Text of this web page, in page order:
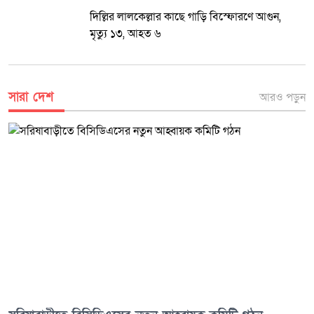
এবং তদন্তের ভিত্তিতে মৃত্যুর প্রকৃত কারণ উদঘাটন করে প্রয়োজনীয় আইনগত
দিল্লির লালকেল্লার কাছে গাড়ি বিস্ফোরণে আগুন,
মৃত্যু ১৩, আহত ৬
সারা দেশ আরও পড়ুন